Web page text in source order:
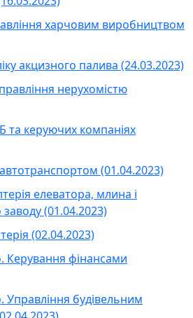
харчовим виробництвом
акцизного палива (24.03.2023)
нерухомістю
та керуючих компаніях
(01.04.2023)
елеватора, млина і
(01.04.2023)
(02.04.2023)
Керування фінансами
Управління будівельним